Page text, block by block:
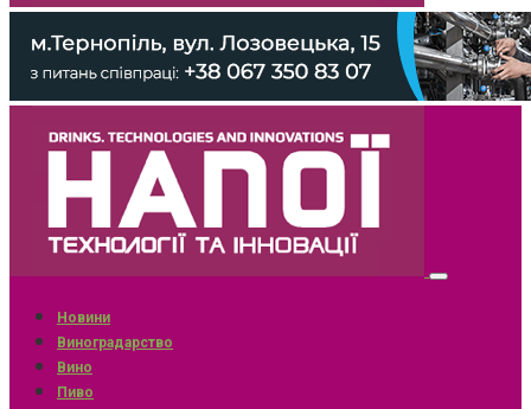
Новини
Виноградарство
Вино
Пиво